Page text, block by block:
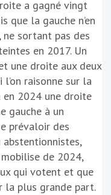
a gagné vingt
que la gauche n’en
ne sortant pas des
en 2017. Un
une droite aux deux
raisonne sur la
2024 une droite
gauche à un
prévaloir des
de 2024,
qui votent et que
la plus grande part.